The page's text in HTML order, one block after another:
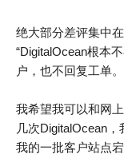
绝大部分差评集中
“DigitalOcean根本
户，也不回复工单
我希望我可以和网
几次DigitalOcean
我的一批客户站点